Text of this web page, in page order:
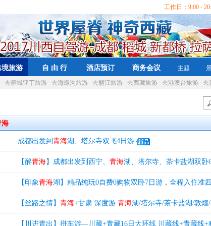
工作日：9:00 -
境旅游 自 由 行 酒店预订 商务会议 主题
去稻城亚丁旅游 去海螺沟旅游 去丽江旅游 去西藏旅游 去港澳台旅游 去
海
成都出发到 青海湖、塔尔寺双飞4日游
【醉青海】成都出发到西宁、 青海湖、塔尔寺、茶卡盐湖双卧
【印象青海湖】精品纯玩0自费0购物双卧7日游，全程入住准
【丝路之情】 青海+甘肃 深度游 青海湖/塔尔寺/茶卡盐湖/敦煌
塔尔寺真纯玩双飞7日游
【川进青出】拼车游—川藏+青藏16日大环线 川藏线+青藏线